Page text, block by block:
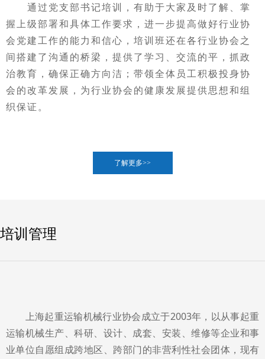
通过党支部书记培训，有助于大家及时了解、掌
握上级部署和具体工作要求，进一步提高做好行业协
会党建工作的能力和信心，培训班还在各行业协会之
间搭建了沟通的桥梁，提供了学习、交流的平，抓政
治教育，确保正确方向洁；带领全体员工积极投身协
会的改革发展，为行业协会的健康发展提供思想和组
织保证。
培训管理
上海起重运输机械行业协会成立于2003年，以从事起重
运输机械生产、科研、设计、成套、安装、维修等企业和事
业单位自愿组成跨地区、跨部门的非营利性社会团体，现有
了解更多>>